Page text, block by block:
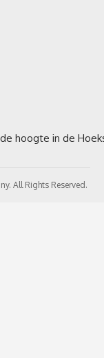
All Rights Reserved.